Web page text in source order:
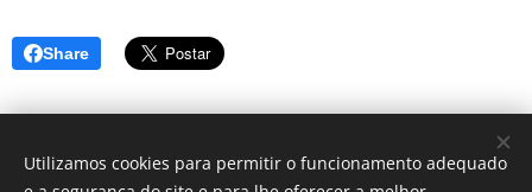
Share
Utilizamos cookies para permitir o funcionamento adequado